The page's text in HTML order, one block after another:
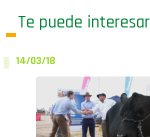
Te puede interesar
14/03/18